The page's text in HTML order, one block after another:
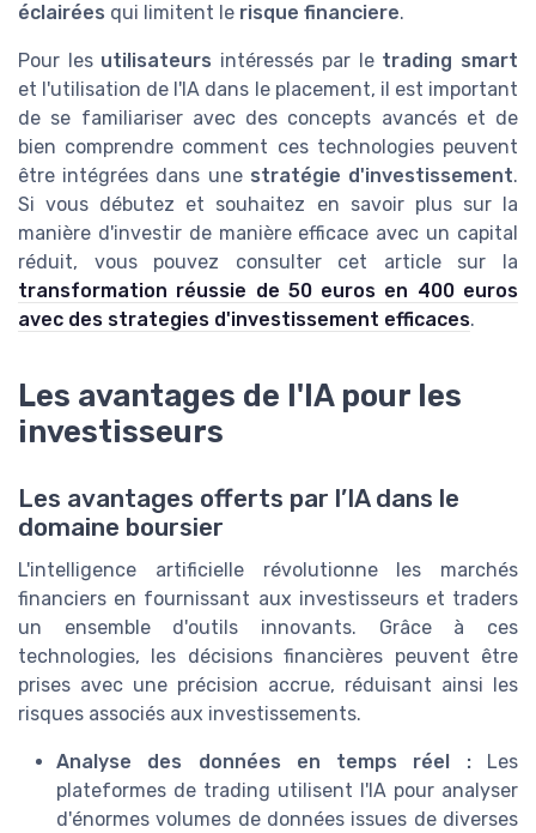
éclairées qui limitent le risque financiere.
Pour les utilisateurs intéressés par le trading smart
et l'utilisation de l'IA dans le placement, il est important
de se familiariser avec des concepts avancés et de
bien comprendre comment ces technologies peuvent
être intégrées dans une stratégie d'investissement.
Si vous débutez et souhaitez en savoir plus sur la
manière d'investir de manière efficace avec un capital
réduit, vous pouvez consulter cet article sur la
transformation réussie de 50 euros en 400 euros
avec des strategies d'investissement efficaces.
Les avantages de l'IA pour les
investisseurs
Les avantages offerts par l’IA dans le
domaine boursier
L'intelligence artificielle révolutionne les marchés
financiers en fournissant aux investisseurs et traders
un ensemble d'outils innovants. Grâce à ces
technologies, les décisions financières peuvent être
prises avec une précision accrue, réduisant ainsi les
risques associés aux investissements.
Analyse des données en temps réel :Les
plateformes de trading utilisent l'IA pour analyser
d'énormes volumes de données issues de diverses